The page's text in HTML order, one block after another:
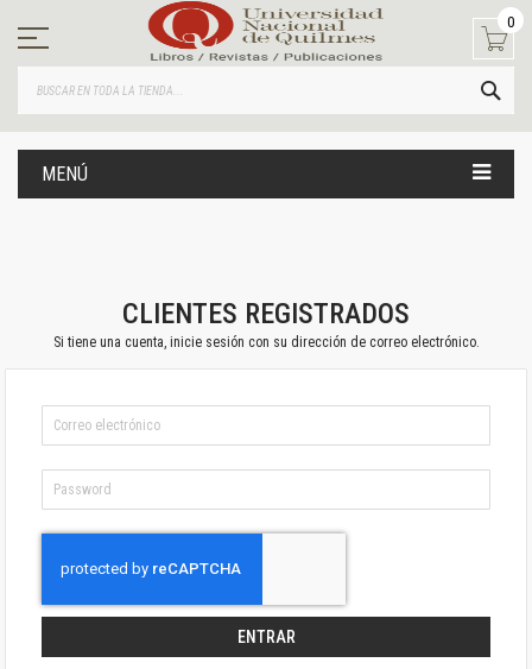
contenido
0
MENÚ
CLIENTES REGISTRADOS
Si tiene una cuenta, inicie sesión con su dirección de correo electrónico.
ENTRAR